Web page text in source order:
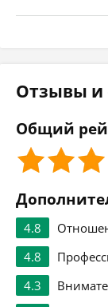
Отзывы и
Общий
4.8
4.8
4.3